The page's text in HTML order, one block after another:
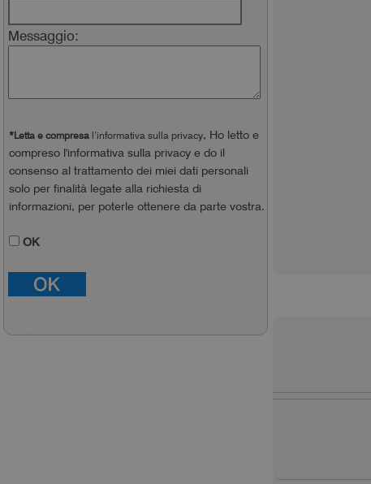
Messaggio:
*Letta e compresa l’informativa sulla privacy, Ho letto e
compreso l'informativa sulla privacy e do il
consenso al trattamento dei miei dati personali
solo per finalità legate alla richiesta di
informazioni, per poterle ottenere da parte vostra.
OK